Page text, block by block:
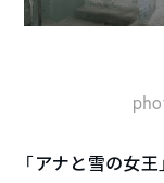
「アナと雪の女